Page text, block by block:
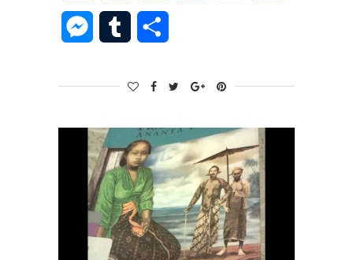
Messenger
Tumblr